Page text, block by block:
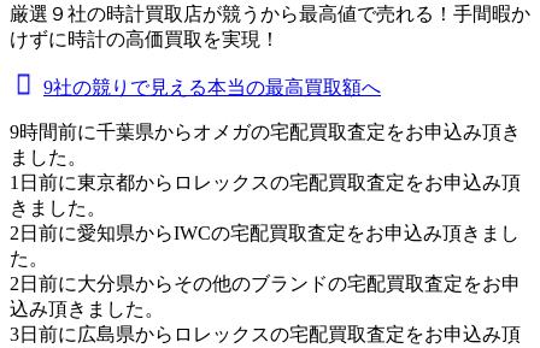
厳選９社の時計買取店が競うから最高値で売れる！手間暇か
けずに時計の高価買取を実現！
9社の競りで見える本当の最高買取額へ
9時間前に千葉県からオメガの宅配買取査定をお申込み頂き
ました。
1日前に東京都からロレックスの宅配買取査定をお申込み頂
きました。
2日前に愛知県からIWCの宅配買取査定をお申込み頂きまし
た。
2日前に大分県からその他のブランドの宅配買取査定をお申
込み頂きました。
3日前に広島県からロレックスの宅配買取査定をお申込み頂